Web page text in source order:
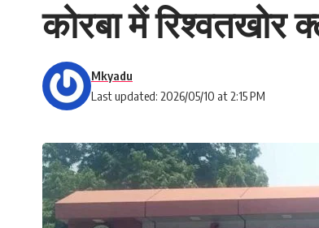
कोरबा में रिश्वतखोर
Last updated: 2026/05/10 at 2:15 PM
Mkyadu